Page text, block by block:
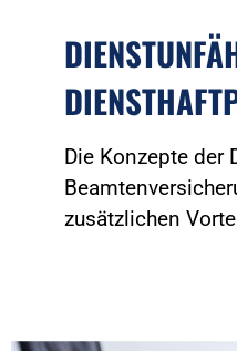
Die Konzepte der
zusätzlichen